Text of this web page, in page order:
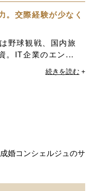
。交際経験が少なく
球観戦、国内旅
。IT企業のエン...
続きを読む +
婚コンシェルジュのサ